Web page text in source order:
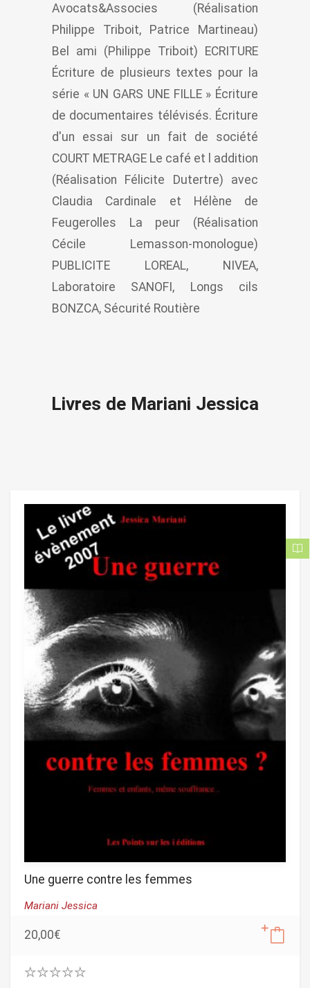
Avocats&Associes (Réalisation
Philippe Triboit, Patrice Martineau)
Bel ami (Philippe Triboit) ECRITURE
Écriture de plusieurs textes pour la
série « UN GARS UNE FILLE » Écriture
de documentaires télévisés. Écriture
d'un essai sur un fait de société
COURT METRAGE Le café et l addition
(Réalisation Félicite Dutertre) avec
Claudia Cardinale et Hélène de
Feugerolles La peur (Réalisation
Cécile Lemasson-monologue)
PUBLICITE LOREAL, NIVEA,
Laboratoire SANOFI, Longs cils
BONZCA, Sécurité Routière
Livres de Mariani Jessica
Une guerre contre les femmes
Mariani Jessica
20,00€